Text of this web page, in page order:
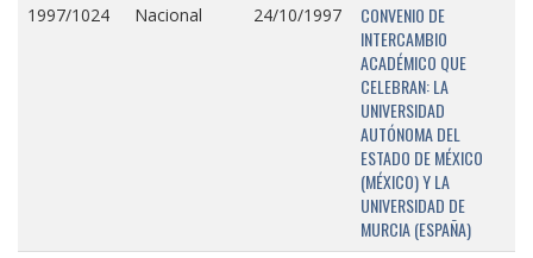
1997/1024 Nacional 24/10/1997
CONVENIO DE
INTERCAMBIO
ACADÉMICO QUE
CELEBRAN: LA
UNIVERSIDAD
AUTÓNOMA DEL
ESTADO DE MÉXICO
(MÉXICO) Y LA
UNIVERSIDAD DE
MURCIA (ESPAÑA)